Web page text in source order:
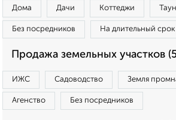
Дома Дачи Коттеджи
Без посредников На длительный срок
Продажа земельных участков
ИЖС Садоводство Земля
Агенство Без посредников